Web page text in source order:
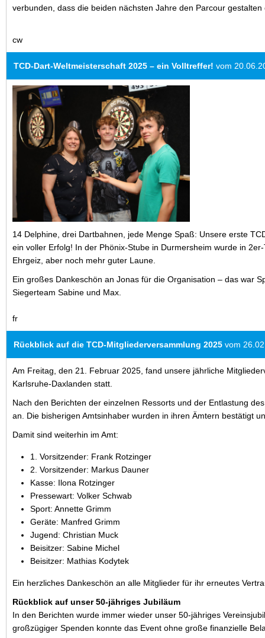
verbunden, dass die beiden nächsten Jahre den Parcour
cw
TCD-Dart-Weltmeisterschaft 2025 – ein Volltreffer! vom
14 Delphine, drei Dartbahnen, jede Menge Spaß: Unsere erste
ein voller Erfolg! In der Phönix-Stube in Durmersheim wurde in
Ehrgeiz, aber noch mehr guter Laune.
Ein großes Dankeschön an Jonas für die Organisation – das war
Siegerteam Sabine und Max.
fr
Rückblick auf die TCD-Mitgliederversammlung 2025vom
Am Freitag, den 21. Februar 2025, fand unsere jährliche
Karlsruhe-Daxlanden statt.
Nach den Berichten der einzelnen Ressorts und der Entlastung
an. Die bisherigen Amtsinhaber wurden in ihren Ämtern bestätigt
Damit sind weiterhin im Amt:
1. Vorsitzender: Frank Rotzinger
2. Vorsitzender: Markus Dauner
Kasse: Ilona Rotzinger
Pressewart: Volker Schwab
Sport: Annette Grimm
Geräte: Manfred Grimm
Jugend: Christian Muck
Beisitzer: Sabine Michel
Beisitzer: Mathias Kodytek
Ein herzliches Dankeschön an alle Mitglieder für ihr erneutes
Rückblick auf unser 50-jähriges Jubiläum
In den Berichten wurde immer wieder unser 50-jähriges
großzügiger Spenden konnte das Event ohne große finanzielle